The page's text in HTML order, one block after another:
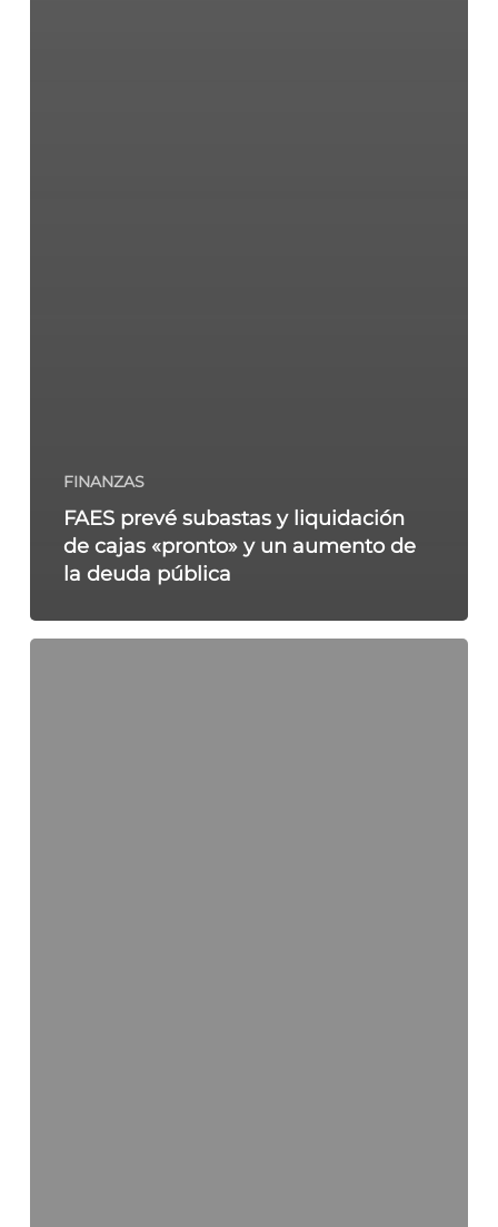
FINANZAS
FAES prevé subastas y liquidación
de cajas «pronto» y un aumento de
la deuda pública